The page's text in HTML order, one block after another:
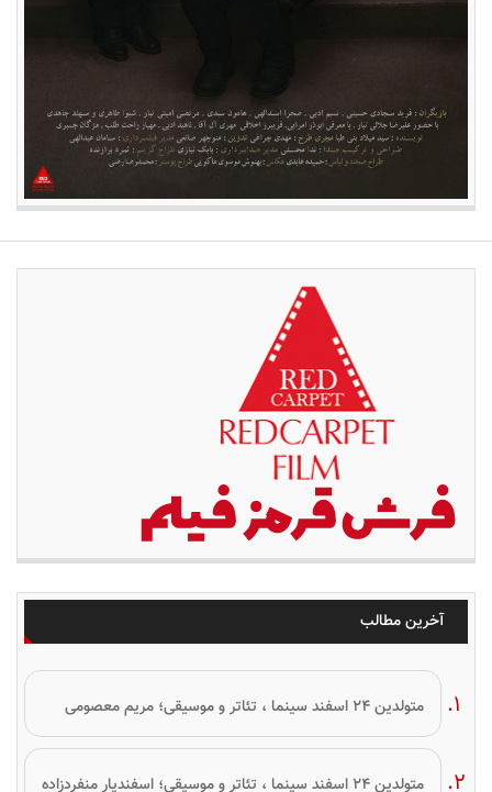
آخرین مطالب
متولدین ۲۴ اسفند سینما ، تئاتر و موسیقی؛ مریم معصومی
متولدین ۲۴ اسفند سینما ، تئاتر و موسیقی؛ اسفندیار منفردزاده